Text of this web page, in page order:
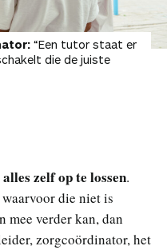
“Een tutor staat er
die de juiste
zelf op te lossen.
die niet is
mee verder kan, dan
zorgcoördinator, het